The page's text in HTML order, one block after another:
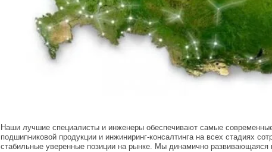
Наши лучшие специалисты и инженеры обеспечивают самые
подшипниковой продукции и инжиниринг-консалтинга на всех стадиях
стабильные уверенные позиции на рынке. Мы динамично